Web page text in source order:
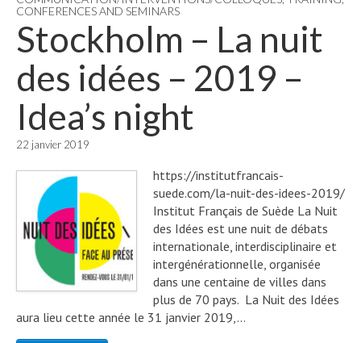
CONFERENCES AND SEMINARS
Stockholm – La nuit
des idées – 2019 –
Idea’s night
22 janvier 2019
https://institutfrancais-
suede.com/la-nuit-des-idees-2019/
Institut Français de Suède La Nuit
des Idées est une nuit de débats
internationale, interdisciplinaire et
intergénérationnelle, organisée
dans une centaine de villes dans
plus de 70 pays. La Nuit des Idées
aura lieu cette année le 31 janvier 2019,…